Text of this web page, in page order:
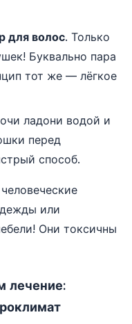
для волос. Только
Буквально пара
тот же — лёгкое
ладони водой и
перед
способ.
или
Они токсичны
лечение: